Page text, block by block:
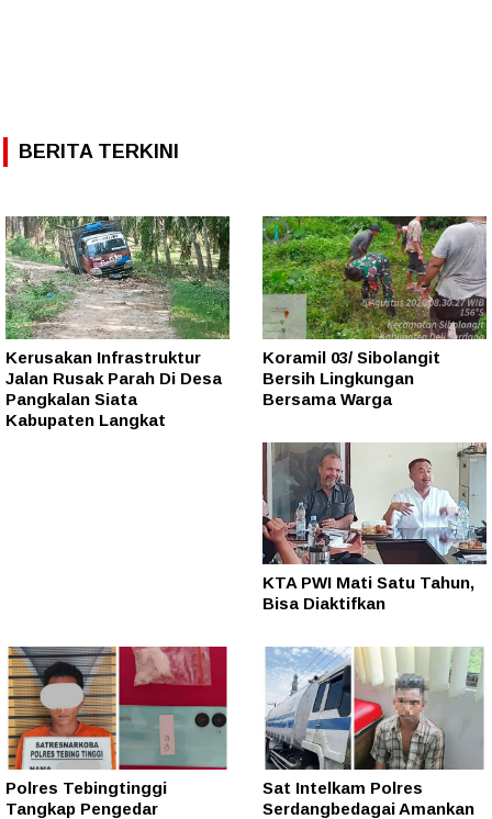
BERITA TERKINI
Kerusakan Infrastruktur
Jalan Rusak Parah Di Desa
Pangkalan Siata
Kabupaten Langkat
Koramil 03/ Sibolangit
Bersih Lingkungan
Bersama Warga
KTA PWI Mati Satu Tahun,
Bisa Diaktifkan
Polres Tebingtinggi
Tangkap Pengedar
Sat Intelkam Polres
Serdangbedagai Amankan